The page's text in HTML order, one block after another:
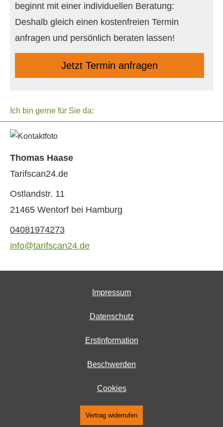
beginnt mit einer individuellen Beratung:
Deshalb gleich einen kostenfreien Termin
anfragen und persönlich beraten lassen!
Jetzt Termin anfragen
Ich bin gerne für Sie da:
Thomas Haase
Tarifscan24.de
Ostlandstr. 11
21465 Wentorf bei Hamburg
04081974273
info@tarifscan24.de
Impressum
Datenschutz
Erstinformation
Beschwerden
Cookies
Vertrag widerrufen